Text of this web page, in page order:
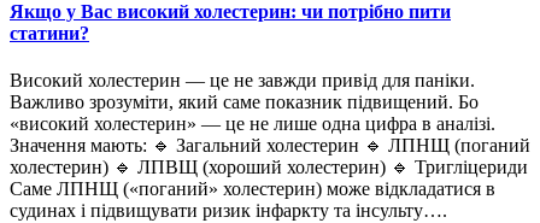
Якщо у Вас високий холестерин: чи потрібно пити
статини?
Високий холестерин — це не завжди привід для паніки.
Важливо зрозуміти, який саме показник підвищений. Бо
«високий холестерин» — це не лише одна цифра в аналізі.
Значення мають: 🔹 Загальний холестерин 🔹 ЛПНЩ (поганий
холестерин) 🔹 ЛПВЩ (хороший холестерин) 🔹 Тригліцериди
Саме ЛПНЩ («поганий» холестерин) може відкладатися в
судинах і підвищувати ризик інфаркту та інсульту….